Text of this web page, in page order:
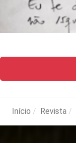
Início Revista